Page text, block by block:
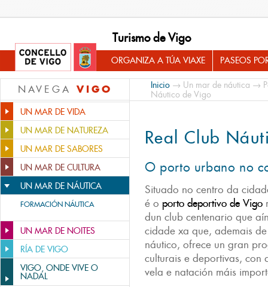
Turismo de Vigo
ORGANIZA A TÚA VIAXE PASEOS
NAVEGA VIGO
UN MAR DE VIDA
UN MAR DE NATUREZA
UN MAR DE SABORES
UN MAR DE CULTURA
UN MAR DE NÁUTICA
FORMACIÓN NÁUTICA
UN MAR DE NOITES
RÍA DE VIGO
VIGO, ONDE VIVE O
NADAL
Inicio → Un mar de náutica →
Náutico de Vigo
Real Club
O porto urbano no
Situado no centro da
é o porto deportivo de Vigo
dun club centenario que
cidade xa que, ademais
náutico, ofrece un gran
culturais e deportivas, con
vela e natación máis